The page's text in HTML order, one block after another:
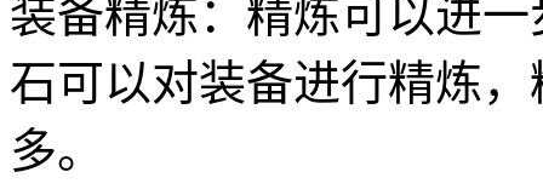
装备精炼：精炼可以进
石可以对装备进行精炼
多。